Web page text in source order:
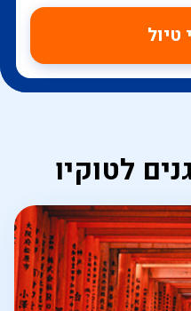
טיול
לטוקיו